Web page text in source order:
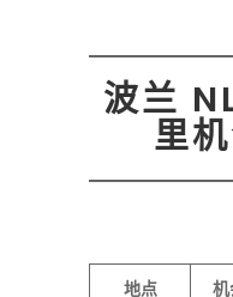
波兰
里
地点